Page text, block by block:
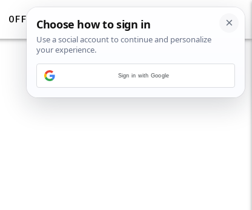
OFF
Sign in with Google